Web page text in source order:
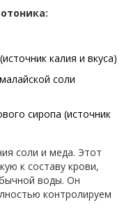
калия и вкуса)
соли
сиропа (источник
соли и меда. Этот
к составу крови,
воды. Он
контролируем